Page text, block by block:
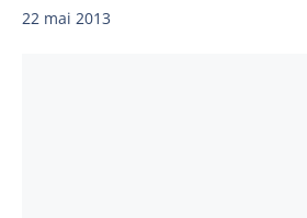
22 mai 2013